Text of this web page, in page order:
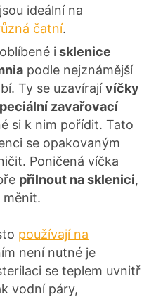
ideální na
čatní.
i sklenice
podle nejznámější
Ty se uzavírajívíčky
zavařovací
si k nim pořídit. Tato
se opakovaným
Poničená víčka
přilnout na sklenici,
měnit.
používají na
není nutné je
se teplem uvnitř
vodní páry,